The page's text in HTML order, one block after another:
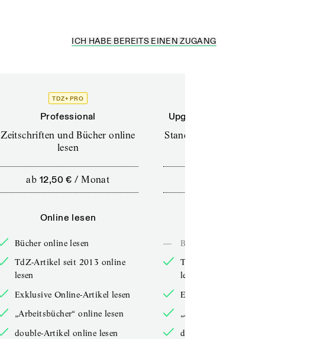
ICH HABE BEREITS EINEN ZUGANG
TDZ+ PRO
Professional
Zeitschriften und Bücher online
lesen
ab 12,50 € /Monat
Online lesen
Bücher online lesen
TdZ-Artikel seit 2013 online
lesen
Exklusive Online-Artikel lesen
„Arbeitsbücher“ online lesen
double-Artikel online lesen
Upgrade für Printabonnenten
Standard (TdZ+) – Zeitschriften
—
Bücher online lesen
TdZ-Artikel seit 2013 online
lesen
Exklusive Online-Artikel lesen
„Arbeitsbücher“ online lesen
double-Artikel online lesen